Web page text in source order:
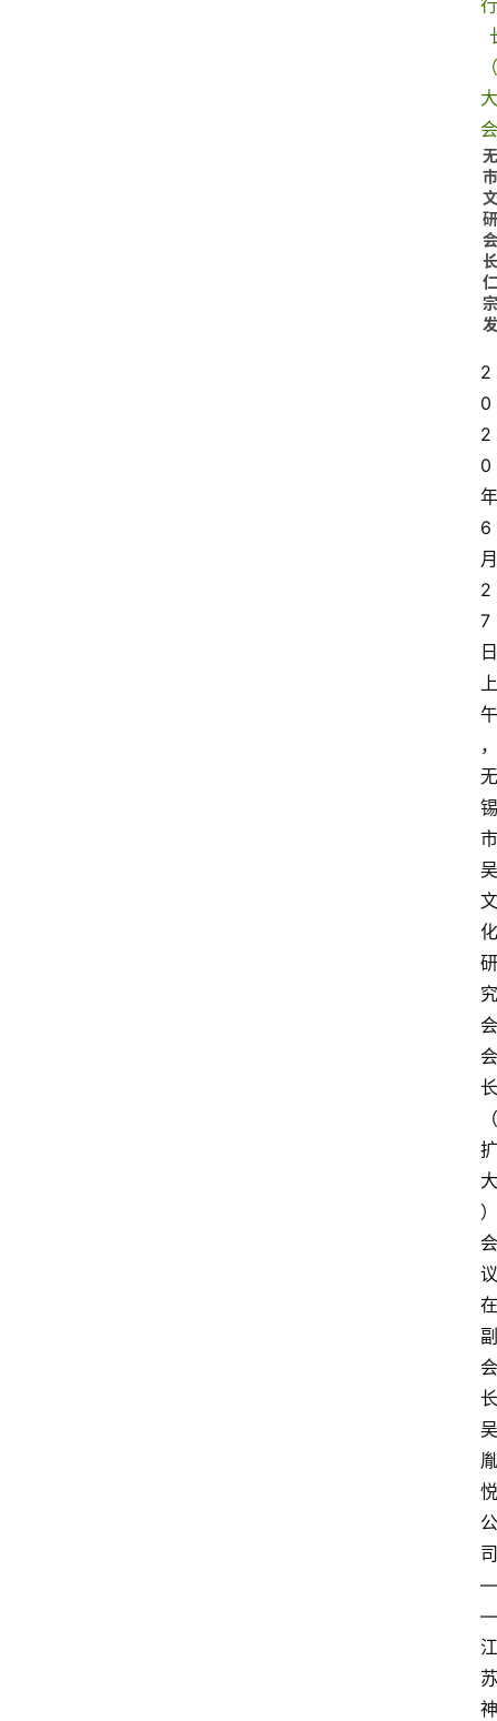
2
0
2
0
年
6
月
2
7
日
上
午
，
无
锡
市
吴
文
化
研
究
会
会
长
（
扩
大
）
会
议
在
副
会
长
吴
胤
悦
公
司
—
—
江
苏
神